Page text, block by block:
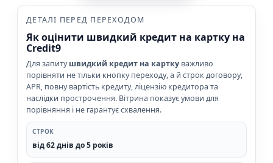
ДЕТАЛІ ПЕРЕД ПЕРЕХОДОМ
Як оцінити швидкий кредит на картку на
Credit9
Для запитушвидкий кредит на картку важливо
порівняти не тільки кнопку переходу, а й строк договору,
APR, повну вартість кредиту, ліцензію кредитора та
наслідки прострочення. Вітрина показує умови для
порівняння і не гарантує схвалення.
СТРОК
від 62 днів до 5 років